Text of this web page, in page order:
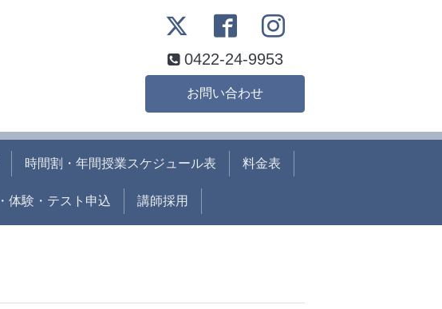
0422-24-9953
お問い合わせ
時間割・年間授業スケジュール表 料金表
体験・テスト申込 講師採用